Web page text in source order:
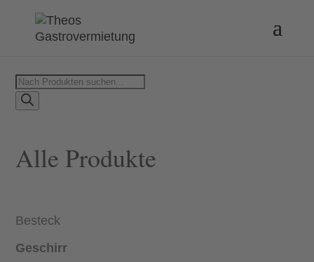
Products
search
Alle Produkte
Besteck
Geschirr